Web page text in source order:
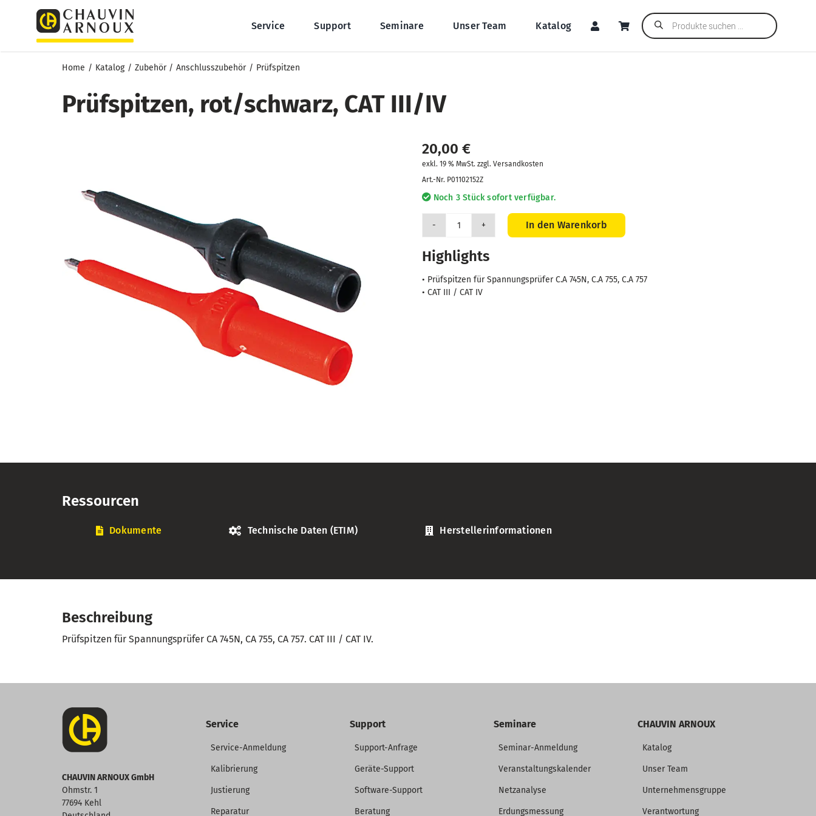
springen
Service Support Seminare Unser Team Katalog
Products
search
Home Katalog Zubehör Anschlusszubehör Prüfspitzen
Prüfspitzen, rot/schwarz, CAT III/IV
20,00 €
exkl. 19 % MwSt. zzgl. Versandkosten
Art.-Nr. P01102152Z
Noch 3 Stück sofort verfügbar.
Prüfspitzen,
CAT
III/IV
Menge
In den Warenkorb
Highlights
• Prüfspitzen für Spannungsprüfer C.A 745N, C.A 755, C.A 757
• CAT III / CAT IV
Ressourcen
Dokumente Technische Daten (ETIM) Herstellerinformationen
Beschreibung
Prüfspitzen für Spannungsprüfer CA 745N, CA 755, CA 757. CAT III / CAT IV.
CHAUVIN ARNOUX GmbH
Ohmstr. 1
77694 Kehl
Service
Service-Anmeldung
Kalibrierung
Justierung
Reparatur
Support
Support-Anfrage
Geräte-Support
Software-Support
Beratung
Seminare
Seminar-Anmeldung
Veranstaltungskalender
Netzanalyse
Erdungsmessung
CHAUVIN ARNOUX
Katalog
Unser Team
Unternehmensgruppe
Verantwortung